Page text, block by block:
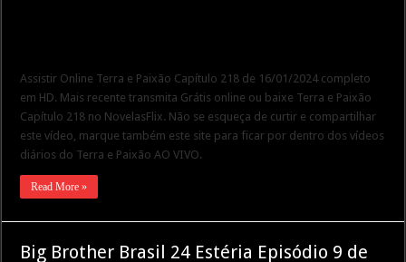
Assistir Online Terra e Paixão Capítulo 218 de 16/01/2024 completo
em HD. Mais recente transmita Grátis online ou baixe Terra e Paixão
Capítulo 218 no NovelasFlix. Não se esqueça de curtir e compartilhar
este vídeo, marque também este site para ficar por dentro dos vídeos
diários do Terra e Paixão AO VIVO.
Read More »
Big Brother Brasil 24 Estéria Episódio 9 de